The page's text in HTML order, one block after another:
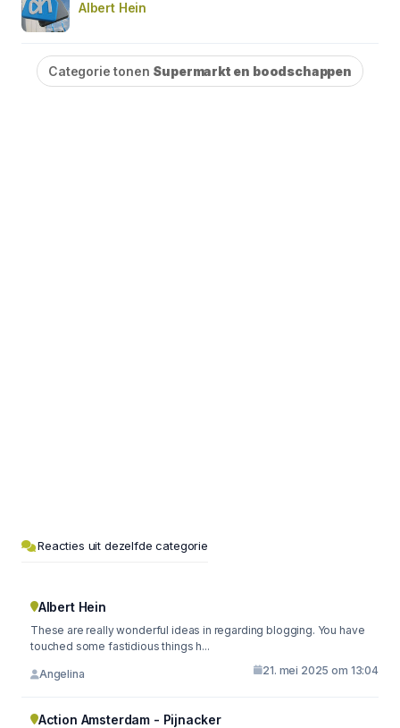
Albert Hein
Categorie tonen Supermarkt en boodschappen
Reacties uit dezelfde categorie
Albert Hein
These are really wonderful ideas in regarding blogging. You have
touched some fastidious things h...
Angelina 21. mei 2025 om 13:04
Action Amsterdam - Pijnacker